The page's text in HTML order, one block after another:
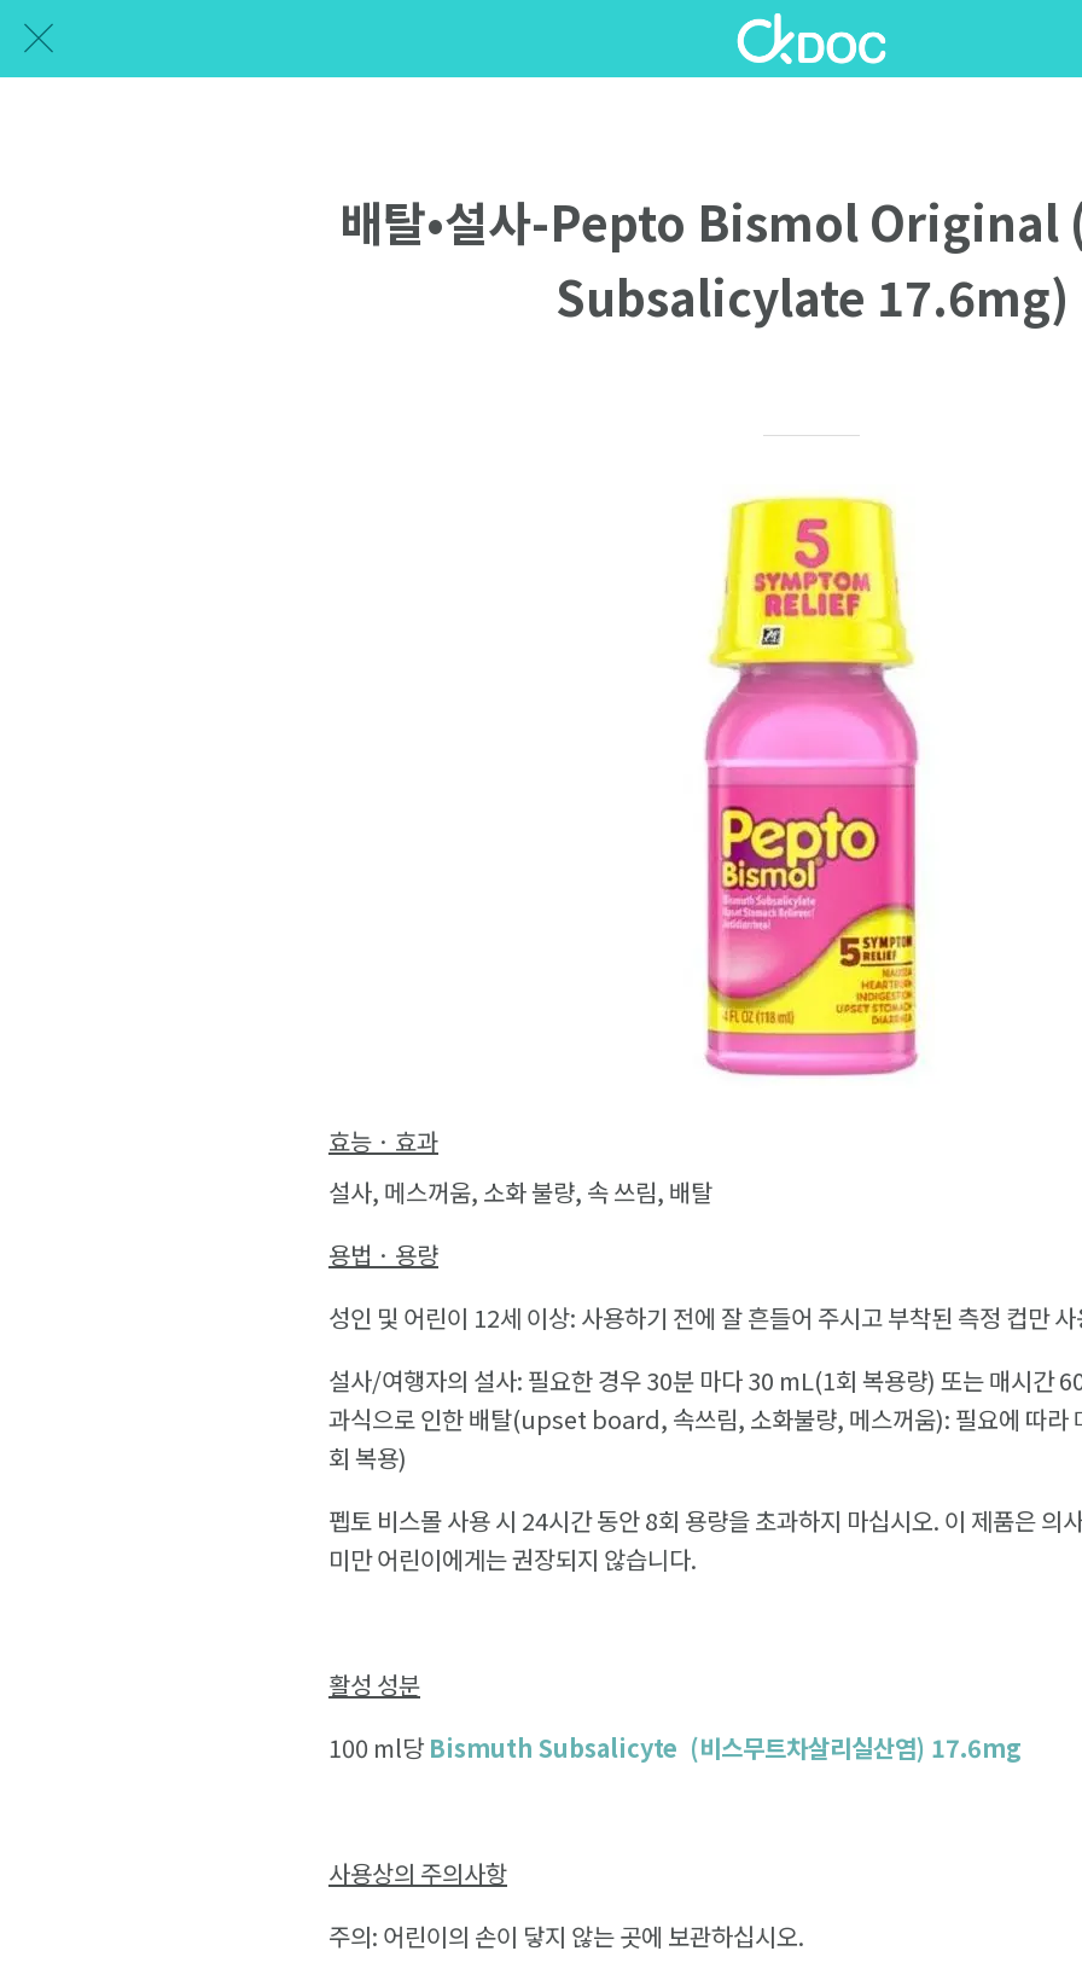
배탈•설사-Pepto Bismol
Subsalicylate 17.6mg)
효능 · 효과
설사, 메스꺼움, 소화 불량, 속 쓰림, 배탈
용법 · 용량
성인 및 어린이 12세 이상: 사용하기 전에 잘 흔들어 주시고 부착된 측정 컵만
설사/여행자의 설사: 필요한 경우 30분 마다 30 mL(1회 복용량) 또는 매시간
과식으로 인한 배탈(upset board, 속쓰림, 소화불량, 메스꺼움): 필요에 따라
회 복용)
펩토 비스몰 사용 시 24시간 동안 8회 용량을 초과하지 마십시오. 이 제품은 의
미만 어린이에게는 권장되지 않습니다.
활성 성분
100 ml당 Bismuth Subsalicyte (비스무트차살리실산염) 17.6mg
사용상의 주의사항
주의: 어린이의 손이 닿지 않는 곳에 보관하십시오.